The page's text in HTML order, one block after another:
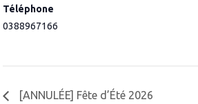
Téléphone
0388967166
[ANNULÉE] Fête d’Été 2026